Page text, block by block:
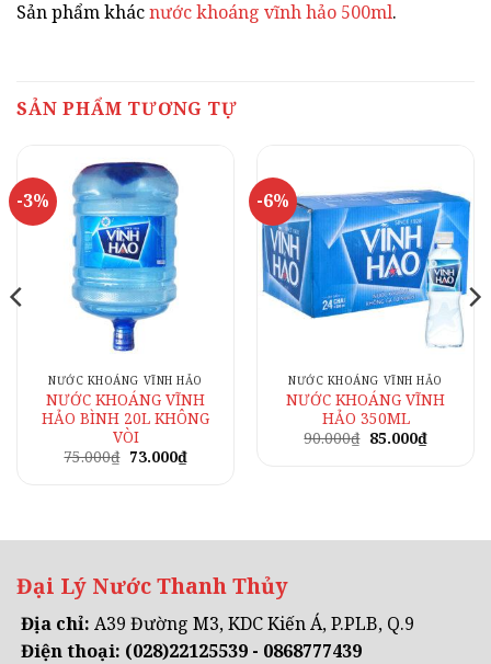
Sản phẩm khácnước khoáng vĩnh hảo 500ml.
SẢN PHẨM TƯƠNG TỰ
-3%
NƯỚC KHOÁNG VĨNH HẢO
NƯỚC KHOÁNG VĨNH
HẢO BÌNH 20L KHÔNG
VÒI
75.000₫ Giá
73.000₫Giá
hiện
-6%
NƯỚC KHOÁNG VĨNH HẢO
NƯỚC KHOÁNG VĨNH
HẢO 350ML
90.000₫ Giá
85.000₫Giá
hiện
Đại Lý Nước Thanh Thủy
Địa chỉ: A39 Đường M3, KDC Kiến Á, P.PLB, Q.9
Điện thoại: (028)22125539 - 0868777439